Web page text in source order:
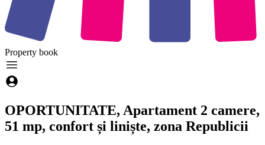
Property book
OPORTUNITATE, Apartament 2 camere,
51 mp, confort și liniște, zona Republicii